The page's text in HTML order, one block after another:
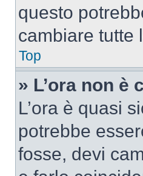
questo
cambiare tutte
Top
» L’ora non è
L’ora è quasi
potrebbe
fosse, devi